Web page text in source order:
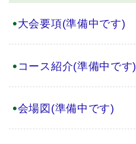
大会要項(準備中です)
コース紹介(準備中です)
会場図(準備中です)